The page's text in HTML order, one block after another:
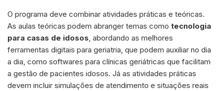
O programa deve combinar atividades práticas e teóricas.
As aulas teóricas podem abranger temas como tecnologia
para casas de idosos, abordando as melhores
ferramentas digitais para geriatria, que podem auxiliar no dia
a dia, como softwares para clínicas geriátricas que facilitam
a gestão de pacientes idosos. Já as atividades práticas
devem incluir simulações de atendimento e situações reais